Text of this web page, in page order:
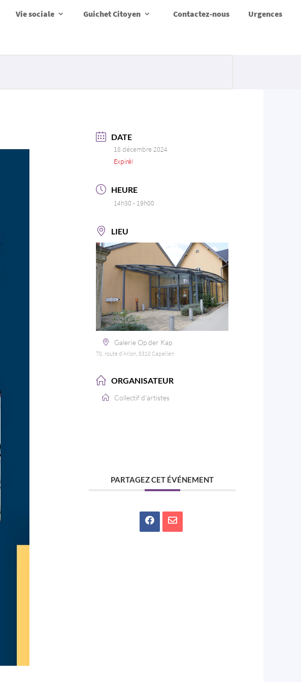
Vie sociale Guichet Citoyen Contactez-nous Urgences
DATE
18 décembre 2024
Expiré!
HEURE
14h30 - 19h00
LIEU
Galerie Op der Kap
70, route d'Arlon, 8310 Capellen
ORGANISATEUR
Collectif d'artistes
PARTAGEZ CET ÉVÉNEMENT